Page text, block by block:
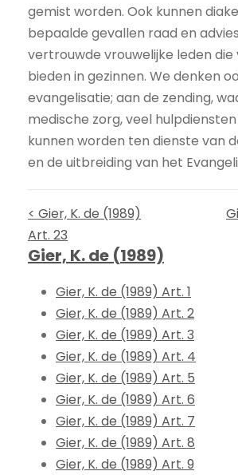
gemist worden. Ook kunnen
bepaalde gevallen raad en
vertrouwde vrouwelijke leden die
bieden in gezinnen. We denken
evangelisatie; aan de zending,
medische zorg, veel
kunnen worden ten dienste van
en de uitbreiding van het
< Gier, K. de (1989)
Art. 23
Gier, K. de (1989)
Gier, K. de (1989) Art. 1
Gier, K. de (1989) Art. 2
Gier, K. de (1989) Art. 3
Gier, K. de (1989) Art. 4
Gier, K. de (1989) Art. 5
Gier, K. de (1989) Art. 6
Gier, K. de (1989) Art. 7
Gier, K. de (1989) Art. 8
Gier, K. de (1989) Art. 9